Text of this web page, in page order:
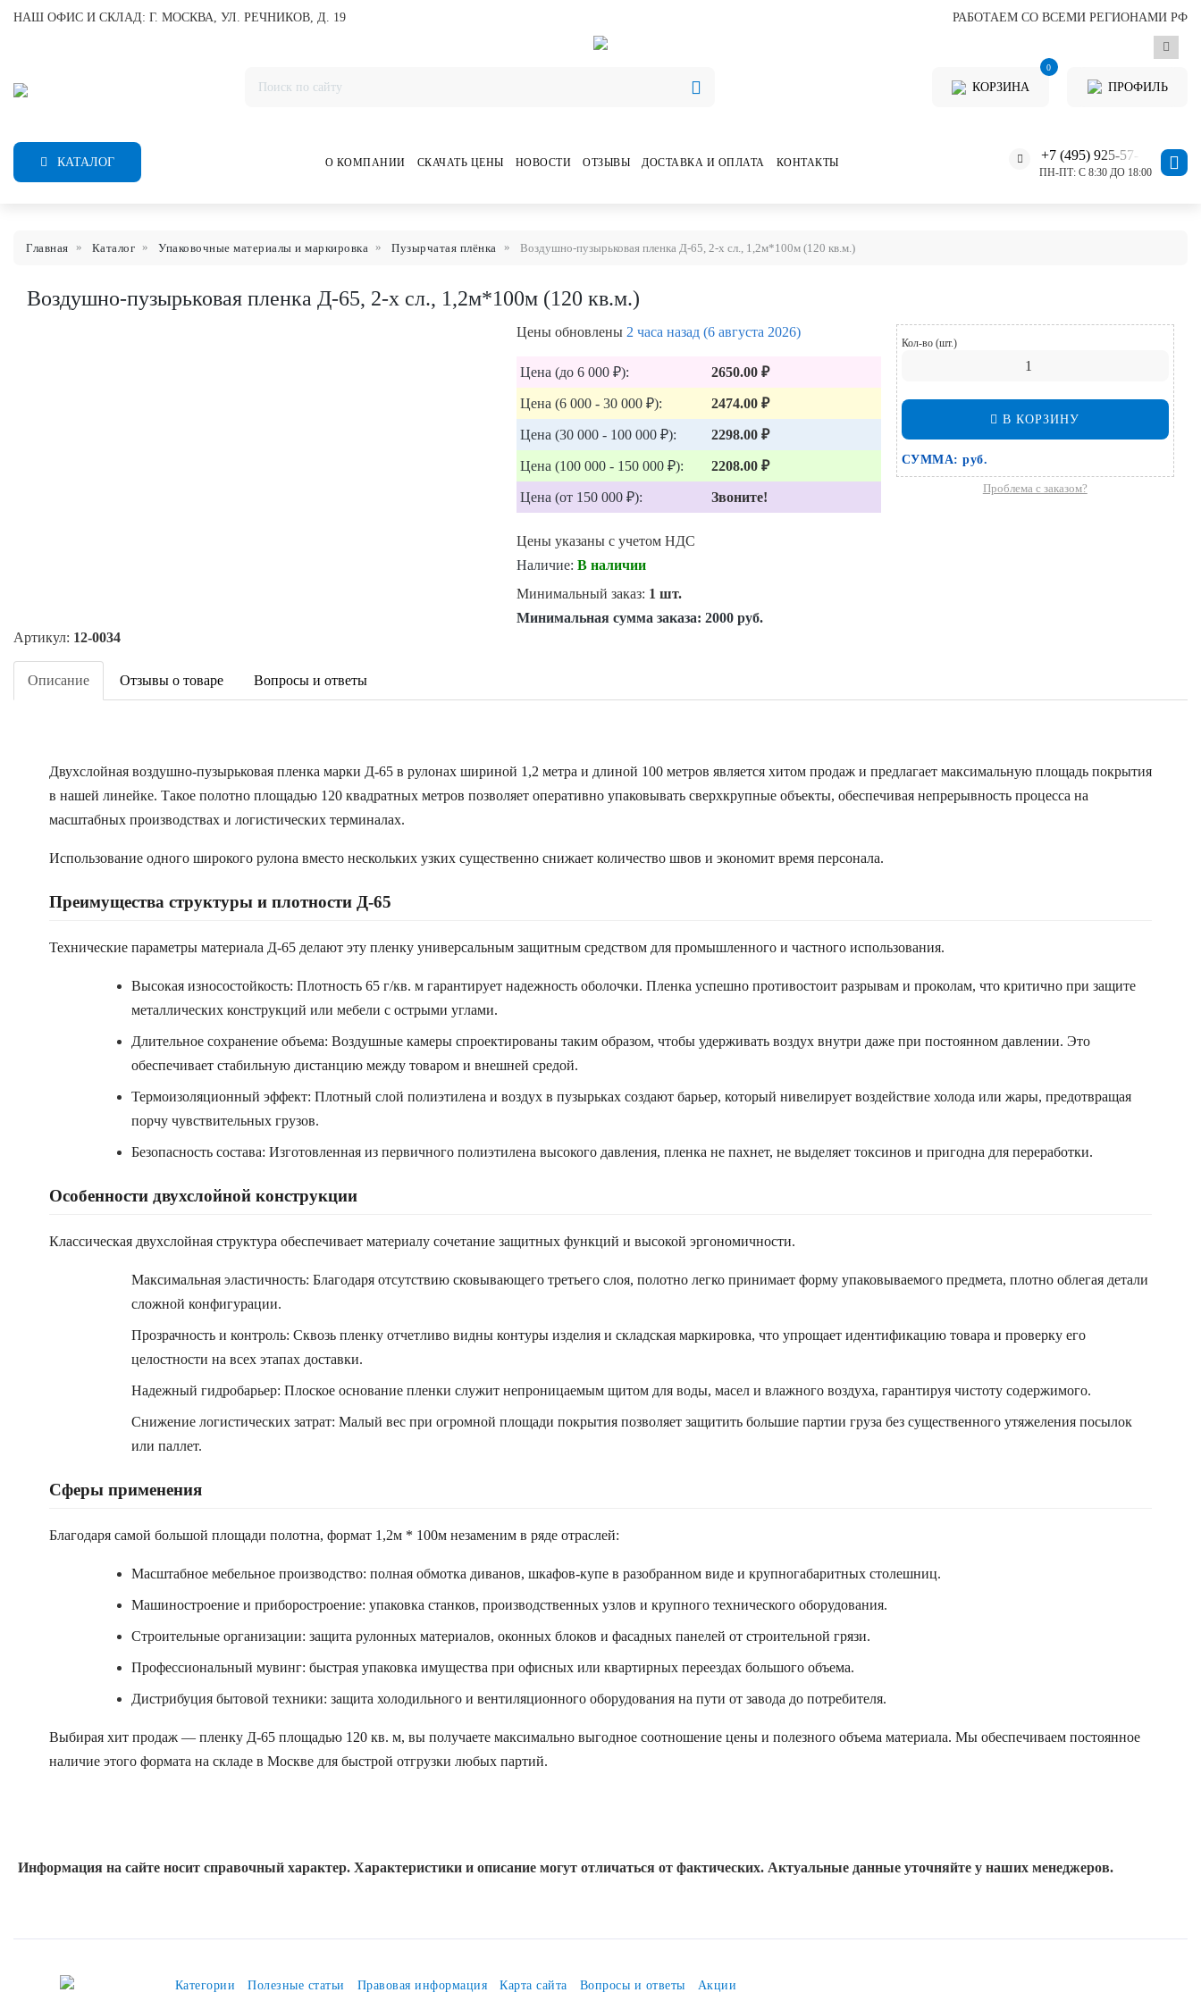
НАШ ОФИС И СКЛАД: Г. МОСКВА, УЛ. РЕЧНИКОВ, Д. 19 РАБОТАЕМ СО ВСЕМИ РЕГИОНАМИ РФ
КОРЗИНА
0
ПРОФИЛЬ
КАТАЛОГ О КОМПАНИИ СКАЧАТЬ ЦЕНЫ НОВОСТИ ОТЗЫВЫ ДОСТАВКА И ОПЛАТА КОНТАКТЫ +7 (495) 925-57-11
ПН-ПТ: С 8:30 ДО 18:00
Главная Каталог Упаковочные материалы и маркировка Пузырчатая плёнка Воздушно-пузырьковая пленка Д-65, 2-х сл., 1,2м*100м (120 кв.м.)
Воздушно-пузырьковая пленка Д-65, 2-х сл., 1,2м*100м (120 кв.м.)
Цены обновлены 2 часа назад (6 августа 2026)
Цена (до 6 000 ₽): 2650.00 ₽
Цена (6 000 - 30 000 ₽): 2474.00 ₽
Цена (30 000 - 100 000 ₽): 2298.00 ₽
Цена (100 000 - 150 000 ₽): 2208.00 ₽
Цена (от 150 000 ₽): Звоните!
Цены указаны с учетом НДС
Наличие: В наличии
Минимальный заказ: 1 шт.
Минимальная сумма заказа: 2000 руб.
Кол-во (шт.)
В КОРЗИНУ
СУММА: руб.
Проблема с заказом?
Артикул: 12-0034
Описание Отзывы о товаре Вопросы и ответы
Двухслойная воздушно-пузырьковая пленка марки Д-65 в рулонах шириной 1,2 метра и длиной 100 метров является хитом продаж и предлагает максимальную площадь покрытия
в нашей линейке. Такое полотно площадью 120 квадратных метров позволяет оперативно упаковывать сверхкрупные объекты, обеспечивая непрерывность процесса на
масштабных производствах и логистических терминалах.
Использование одного широкого рулона вместо нескольких узких существенно снижает количество швов и экономит время персонала.
Преимущества структуры и плотности Д-65
Технические параметры материала Д-65 делают эту пленку универсальным защитным средством для промышленного и частного использования.
Высокая износостойкость: Плотность 65 г/кв. м гарантирует надежность оболочки. Пленка успешно противостоит разрывам и проколам, что критично при защите
металлических конструкций или мебели с острыми углами.
Длительное сохранение объема: Воздушные камеры спроектированы таким образом, чтобы удерживать воздух внутри даже при постоянном давлении. Это
обеспечивает стабильную дистанцию между товаром и внешней средой.
Термоизоляционный эффект: Плотный слой полиэтилена и воздух в пузырьках создают барьер, который нивелирует воздействие холода или жары, предотвращая
порчу чувствительных грузов.
Безопасность состава: Изготовленная из первичного полиэтилена высокого давления, пленка не пахнет, не выделяет токсинов и пригодна для переработки.
Особенности двухслойной конструкции
Классическая двухслойная структура обеспечивает материалу сочетание защитных функций и высокой эргономичности.
Максимальная эластичность: Благодаря отсутствию сковывающего третьего слоя, полотно легко принимает форму упаковываемого предмета, плотно облегая детали
сложной конфигурации.
Прозрачность и контроль: Сквозь пленку отчетливо видны контуры изделия и складская маркировка, что упрощает идентификацию товара и проверку его
целостности на всех этапах доставки.
Надежный гидробарьер: Плоское основание пленки служит непроницаемым щитом для воды, масел и влажного воздуха, гарантируя чистоту содержимого.
Снижение логистических затрат: Малый вес при огромной площади покрытия позволяет защитить большие партии груза без существенного утяжеления посылок
или паллет.
Сферы применения
Благодаря самой большой площади полотна, формат 1,2м * 100м незаменим в ряде отраслей:
Масштабное мебельное производство: полная обмотка диванов, шкафов-купе в разобранном виде и крупногабаритных столешниц.
Машиностроение и приборостроение: упаковка станков, производственных узлов и крупного технического оборудования.
Строительные организации: защита рулонных материалов, оконных блоков и фасадных панелей от строительной грязи.
Профессиональный мувинг: быстрая упаковка имущества при офисных или квартирных переездах большого объема.
Дистрибуция бытовой техники: защита холодильного и вентиляционного оборудования на пути от завода до потребителя.
Выбирая хит продаж — пленку Д-65 площадью 120 кв. м, вы получаете максимально выгодное соотношение цены и полезного объема материала. Мы обеспечиваем постоянное
наличие этого формата на складе в Москве для быстрой отгрузки любых партий.
Информация на сайте носит справочный характер. Характеристики и описание могут отличаться от фактических. Актуальные данные уточняйте у наших менеджеров.
Категории Полезные статьи Правовая информация Карта сайта Вопросы и ответы Акции